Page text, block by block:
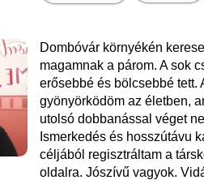
Dombóvár környékén
magamnak a párom. A sok
erősebbé és bölcsebbé tett.
gyönyörködöm az életben,
utolsó dobbanással véget
Ismerkedés és hosszútávu
céljából regisztráltam a
oldalra. Jószívű vagyok.